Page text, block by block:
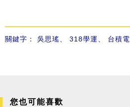
關鍵字： 吳思瑤 318學運 台積電
您也可能喜歡